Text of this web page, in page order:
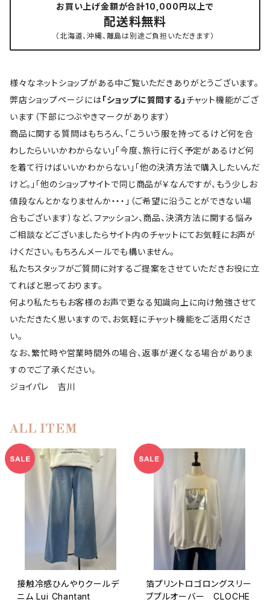
お買い上げ金額が合計10,000円以上で
配送料無料
（北海道、沖縄、離島は別途ご負担いただきます）
様々なネットショップがある中ご覧いただきありがとうございます。
弊店ショップページには「ショップに質問する」 チャット機能がござ
います（下部につぶやきマークがあります）
商品に関する質問はもちろん、「こういう服を持ってるけど何を合
わしたらいいかわからない」「今度、旅行に行く予定があるけど何
を着て行けばいいかわからない」「他の決済方法で購入したいんだ
けど。」「他のショップサイトで同じ商品が￥なんですが、もう少しお
値段なんとかなりませんか・・・」（ご希望に沿うことができない場
合もございます）など、ファッション、商品、決済方法に関する悩み
ご相談などございましたらサイト内のチャットにてお気軽にお声が
けください。もちろんメールでも構いません。
私たちスタッフがご質問に対するご提案をさせていただきお役に立
てればと思っております。
何より私たちもお客様のお声で更なる知識向上に向け勉強させて
いただきたく思いますので、お気軽にチャット機能をご活用くださ
い。
なお、繁忙時や営業時間外の場合、返事が遅くなる場合がありま
すのでご了承ください。
ジョイパレ 吉川
ALL ITEM
接触冷感ひんやりクールデ
ニム Lui Chantant
箔プリントロゴロングスリー
ブプルオーバー CLOCHE